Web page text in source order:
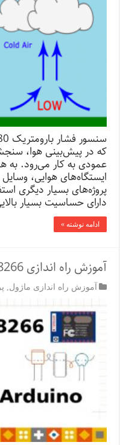
که در پیش‌بینی هوا،
عمودی به کار می‌رود. به
ایستگاه‌های هوایی، وسایل
پروژه‌های بسیار دیگری
دارای حساسیت بسیار
ادامه نوشته »
آموزش راه اندازی ESP8266 با استفاده از آردوینو
آموزش راه اندازی ماژول,